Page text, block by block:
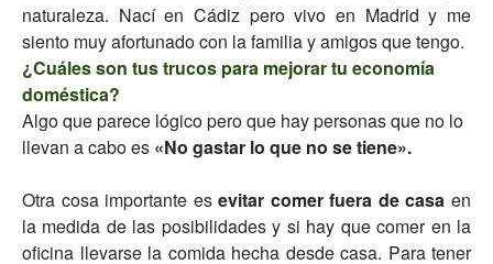
naturaleza. Nací en Cádiz pero vivo en Madrid y me
siento muy afortunado con la familia y amigos que tengo.
¿Cuáles son tus trucos para mejorar tu economía
doméstica?
Algo que parece lógico pero que hay personas que no lo
llevan a cabo es «No gastar lo que no se tiene».
Otra cosa importante esevitar comer fuera de casa en
la medida de las posibilidades y si hay que comer en la
oficina llevarse la comida hecha desde casa. Para tener